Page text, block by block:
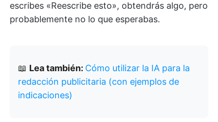
escribes «Reescribe esto», obtendrás algo, pero
probablemente no lo que esperabas.
📖 Lea también: Cómo utilizar la IA para la
redacción publicitaria (con ejemplos de
indicaciones)